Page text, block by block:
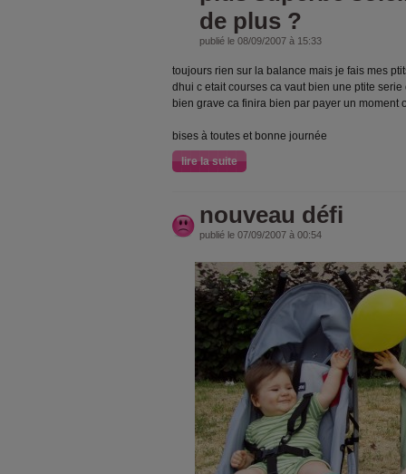
de plus ?
publié le 08/09/2007 à 15:33
toujours rien sur la balance mais je fais mes
dhui c etait courses ca vaut bien une ptite
bien grave ca finira bien par payer un moment
bises à toutes et bonne journée
lire la suite
nouveau défi
publié le 07/09/2007 à 00:54